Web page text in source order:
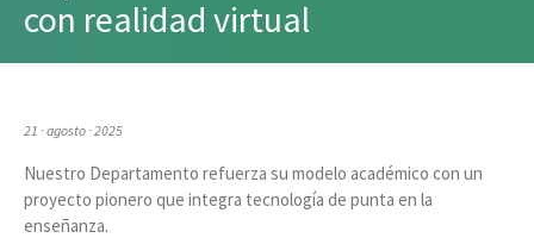
con realidad virtual
21 · agosto · 2025
Nuestro Departamento refuerza su modelo académico con un
proyecto pionero que integra tecnología de punta en la
enseñanza.